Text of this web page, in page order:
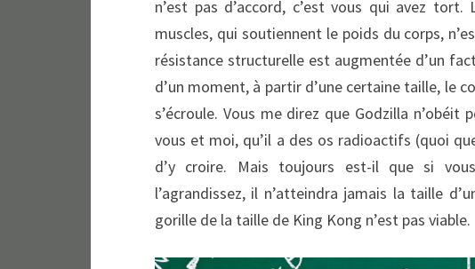
n’est pas d’accord, c’est vous qui avez
muscles, qui soutiennent le poids du corps,
résistance structurelle est augmentée d’un
d’un moment, à partir d’une certaine taille, le
s’écroule. Vous me direz que Godzilla
vous et moi, qu’il a des os radioactifs (quoi
d’y croire. Mais toujours est-il que si
l’agrandissez, il n’atteindra jamais la taille
gorille de la taille de King Kong n’est pas viable.